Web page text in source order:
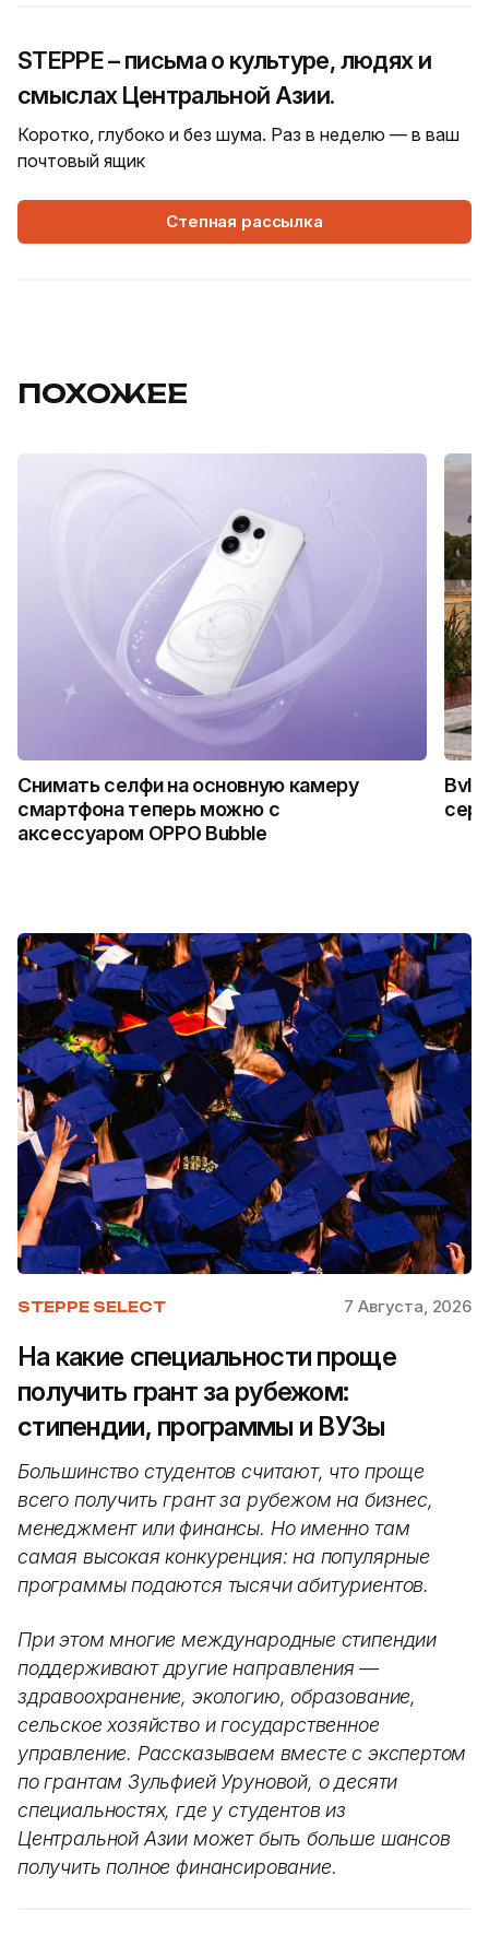
STEPPE – письма о культуре, людях и
смыслах Центральной Азии.
Коротко, глубоко и без шума. Раз в неделю — в ваш
почтовый ящик
Степная рассылка
ПОХОЖЕЕ
Снимать селфи на основную камеру
смартфона теперь можно с
аксессуаром OPPO Bubble
STEPPE SELECT 7 Августа, 2026
На какие специальности проще
получить грант за рубежом:
стипендии, программы и ВУЗы
Большинство студентов считают, что проще
всего получить грант за рубежом на бизнес,
менеджмент или финансы. Но именно там
самая высокая конкуренция: на популярные
программы подаются тысячи абитуриентов.
При этом многие международные стипендии
поддерживают другие направления —
здравоохранение, экологию, образование,
сельское хозяйство и государственное
управление. Рассказываем вместе с экспертом
по грантам Зульфией Уруновой, о десяти
специальностях, где у студентов из
Центральной Азии может быть больше шансов
получить полное финансирование.